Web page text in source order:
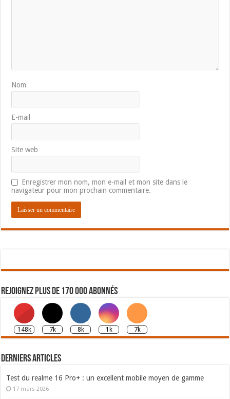
Nom
E-mail
Site web
Enregistrer mon nom, mon e-mail et mon site dans le
navigateur pour mon prochain commentaire.
Rejoignez plus de 170 000 abonnés
148k 7k 8k 1k 7k
Derniers articles
Test du realme 16 Pro+ : un excellent mobile moyen de gamme
17 mars 2026